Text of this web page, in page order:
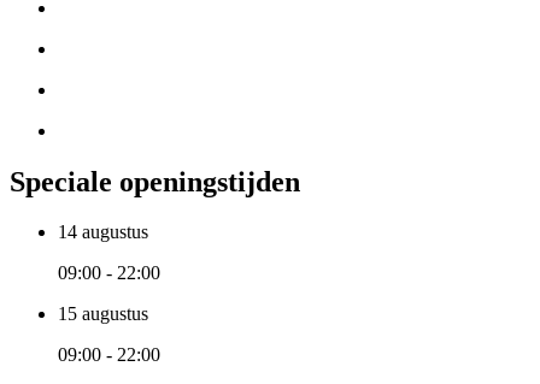
Speciale openingstijden
14 augustus
09:00 - 22:00
15 augustus
09:00 - 22:00